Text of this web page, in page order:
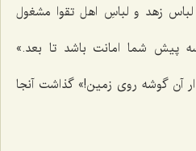
زهد و لباسِ اهل تقوا مشغول
پیش شما امانت باشد تا بعد.»
آن گوشه روی زمین!» گذاشت آنجا